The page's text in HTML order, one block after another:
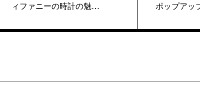
ィファニーの時計の魅…
ポップアッ